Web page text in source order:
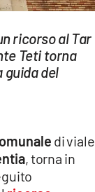
ricorso al Tar
Teti torna
guida del
di viale
, torna in